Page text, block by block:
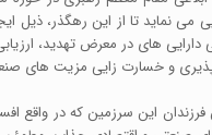
نماید تا از این رهگذر، ذیل
دارایی های در معرض تهدید،
و خسارت زایی مزیت های
فرزندان این سرزمین که در